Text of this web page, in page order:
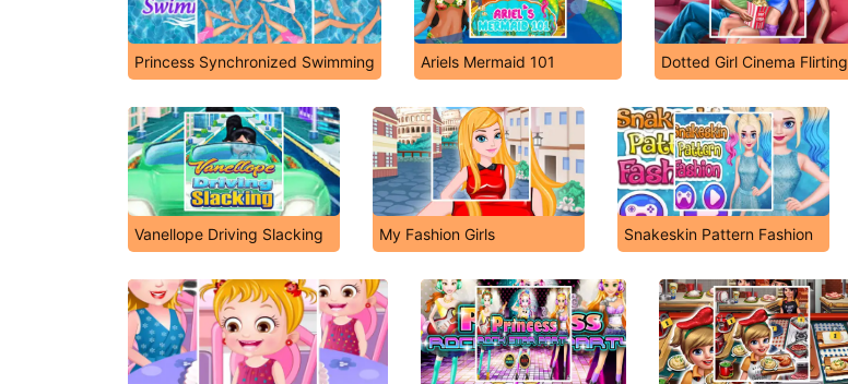
Princess Synchronized Swimming Ariels Mermaid 101 Dotted Girl Cinema Flirting
Vanellope Driving Slacking My Fashion Girls Snakeskin Pattern Fashion